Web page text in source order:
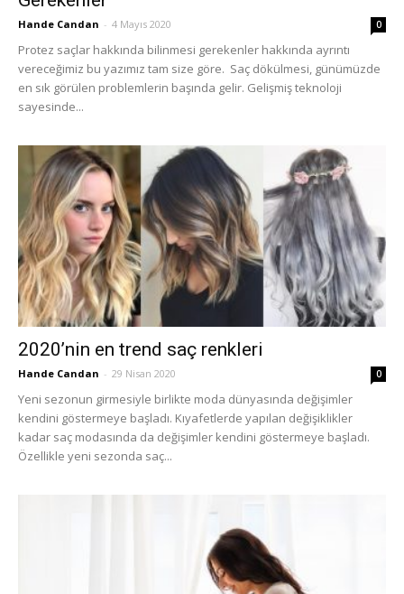
Hande Candan - 4 Mayıs 2020 0
Protez saçlar hakkında bilinmesi gerekenler hakkında ayrıntı
vereceğimiz bu yazımız tam size göre. Saç dökülmesi, günümüzde
en sık görülen problemlerin başında gelir. Gelişmiş teknoloji
sayesinde...
2020’nin en trend saç renkleri
Hande Candan - 29 Nisan 2020 0
Yeni sezonun girmesiyle birlikte moda dünyasında değişimler
kendini göstermeye başladı. Kıyafetlerde yapılan değişiklikler
kadar saç modasında da değişimler kendini göstermeye başladı.
Özellikle yeni sezonda saç...